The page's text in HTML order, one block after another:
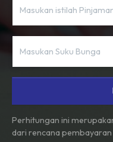
Perhitungan ini
dari rencana